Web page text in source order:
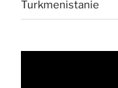
Turkmenistanie